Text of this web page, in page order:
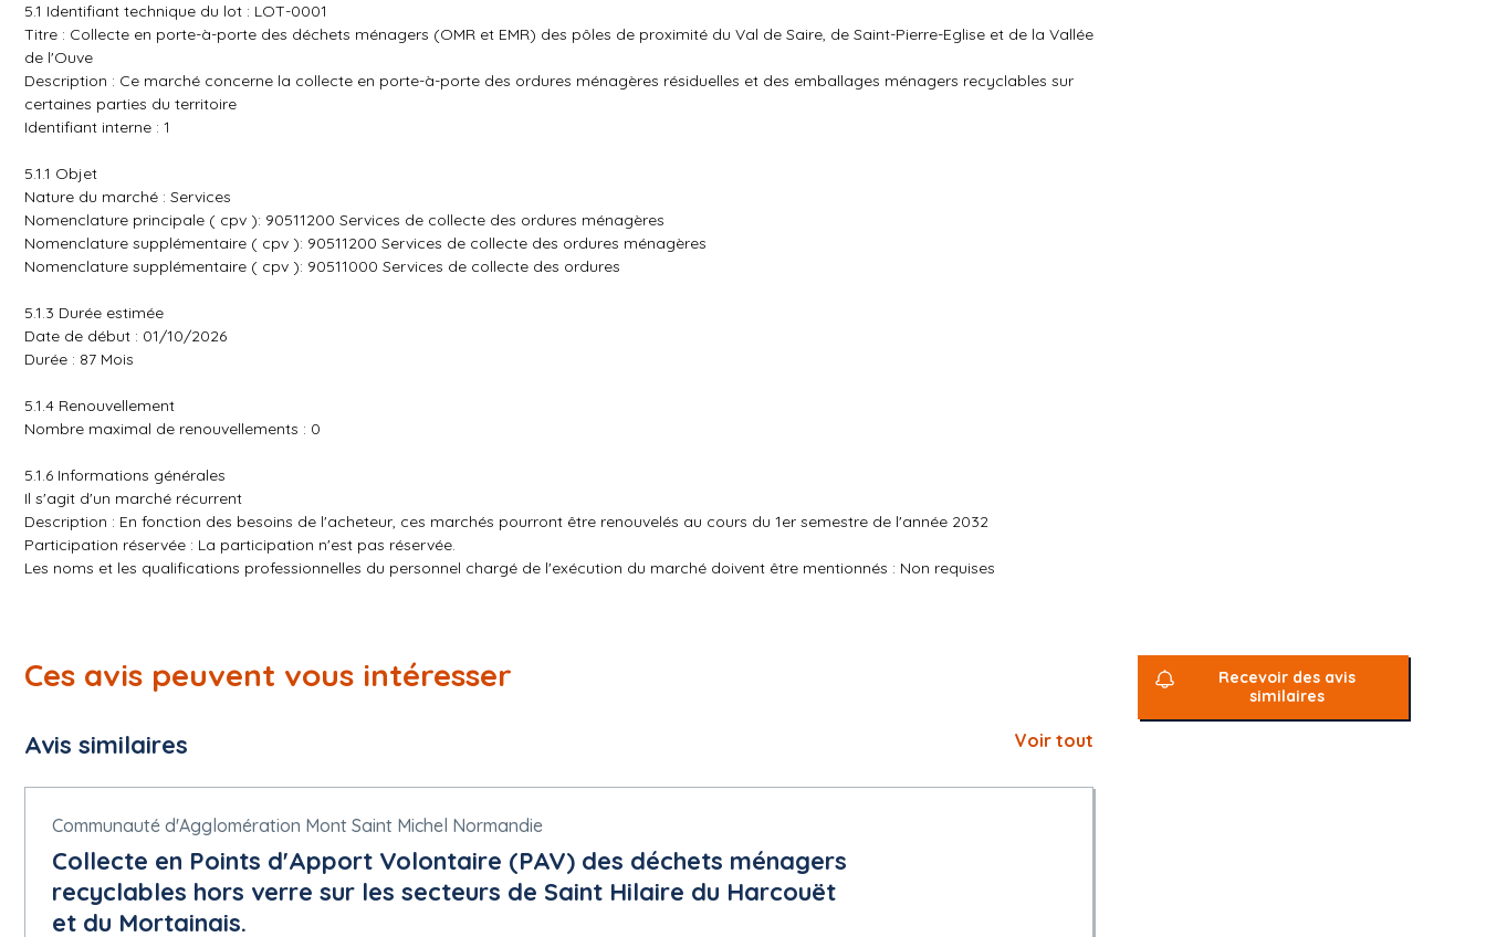
5.1 Identifiant technique du lot : LOT-0001
Titre : Collecte en porte-à-porte des déchets ménagers (OMR et EMR) des pôles de proximité du Val de Saire, de Saint-Pierre-Eglise et de la Vallée
de l'Ouve
Description : Ce marché concerne la collecte en porte-à-porte des ordures ménagères résiduelles et des emballages ménagers recyclables sur
certaines parties du territoire
Identifiant interne : 1
5.1.1 Objet
Nature du marché : Services
Nomenclature principale ( cpv ): 90511200 Services de collecte des ordures ménagères
Nomenclature supplémentaire ( cpv ): 90511200 Services de collecte des ordures ménagères
Nomenclature supplémentaire ( cpv ): 90511000 Services de collecte des ordures
5.1.3 Durée estimée
Date de début : 01/10/2026
Durée : 87 Mois
5.1.4 Renouvellement
Nombre maximal de renouvellements : 0
5.1.6 Informations générales
Il s'agit d'un marché récurrent
Description : En fonction des besoins de l'acheteur, ces marchés pourront être renouvelés au cours du 1er semestre de l'année 2032
Participation réservée : La participation n'est pas réservée.
Les noms et les qualifications professionnelles du personnel chargé de l'exécution du marché doivent être mentionnés : Non requises
prestations sont les suivants : - Le Pôle de proximité du Val de Saire, - Le Pôle de proximité de Saint-Pierre-Eglise, - Le Pôle de proximité de la
Vallée de l'Ouve
Méthode utilisée pour réduire l'incidence environnementale : Autre
5.1.11 Documents de marché
https://www.marches-publics.info/mpiaws/index.cfm?fuseaction=dematEnt.login&type=DCE&IDM=1814624
Canal de communication ad hoc :
Nom : AW Solutions
Ces avis peuvent vous intéresser
Avis similaires Voir tout
Communauté d'Agglomération Mont Saint Michel Normandie
Collecte en Points d'Apport Volontaire (PAV) des déchets ménagers
recyclables hors verre sur les secteurs de Saint Hilaire du Harcouët
et du Mortainais.
Recevoir des avis
similaires